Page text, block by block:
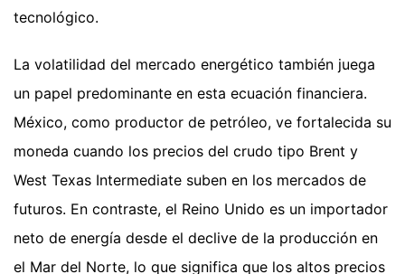
tecnológico.
La volatilidad del mercado energético también juega
un papel predominante en esta ecuación financiera.
México, como productor de petróleo, ve fortalecida su
moneda cuando los precios del crudo tipo Brent y
West Texas Intermediate suben en los mercados de
futuros. En contraste, el Reino Unido es un importador
neto de energía desde el declive de la producción en
el Mar del Norte, lo que significa que los altos precios